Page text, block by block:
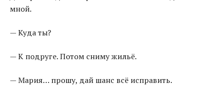
мной.
— Куда ты?
— К подруге. Потом сниму жильё.
— Мария… прошу, дай шанс всё исправить.